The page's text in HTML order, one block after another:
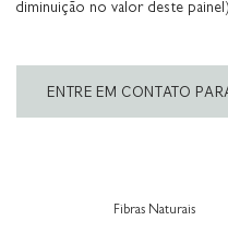
diminuição no valor deste painel)
ENTRE EM CONTATO
Fibras Naturais